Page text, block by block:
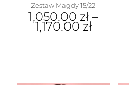
Zestaw Magdy 15/22
1,050.00 zł –
1,170.00zł